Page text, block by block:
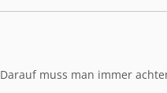
muss man immer